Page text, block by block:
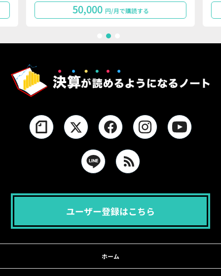
50,000 円/月で購読する
ユーザー登録はこちら
ホーム